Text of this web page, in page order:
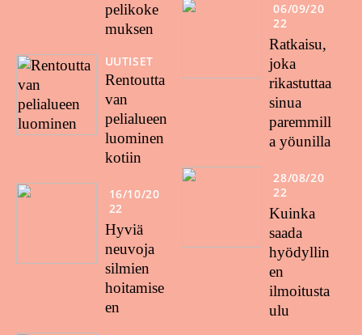
pelikoke
muksen
UUTISET
Rentoutta
van
pelialueen
luominen
kotiin
16/10/20
22
Hyviä
neuvoja
silmien
hoitamise
en
06/09/20
22
Ratkaisu,
joka
rikastuttaa
sinua
paremmill
a yöunilla
28/08/20
22
Kuinka
saada
hyödyllin
en
ilmoitusta
ulu